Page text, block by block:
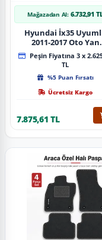
Mağazadan Al: 6.732,91
Hyundai İx35
2011-2017 Oto Yan
Basamak Koruma
Step Bmw Style
Peşin Fiyatına 3 x
TL
%5 Puan Fırsatı
Ücretsiz Kargo
7.875,61 TL